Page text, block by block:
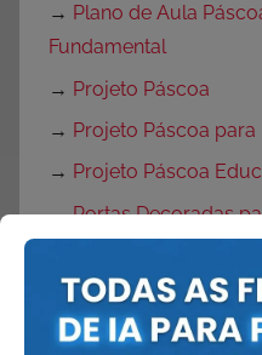
→ Plano de Aula
Fundamental
→ Projeto Páscoa
→ Projeto Páscoa
→ Projeto Páscoa
→Portas Decoradas
→Painel de Páscoa
→Cartaz de Páscoa